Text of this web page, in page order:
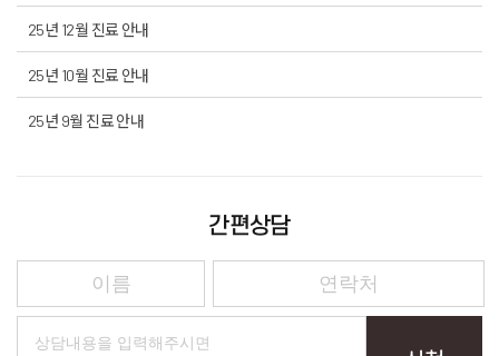
25년 12월 진료 안내
25년 10월 진료 안내
25년 9월 진료 안내
간편상담